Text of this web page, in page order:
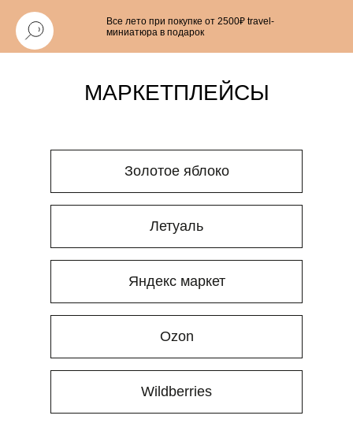
Все лето при покупке от 2500₽ travel-
миниатюра в подарок
МАРКЕТПЛЕЙСЫ
Золотое яблоко
Летуаль
Яндекс маркет
Ozon
Wildberries